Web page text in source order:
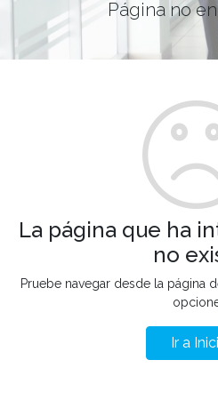
Página no
La página que ha
no
Pruebe navegar desde la página
Ir a